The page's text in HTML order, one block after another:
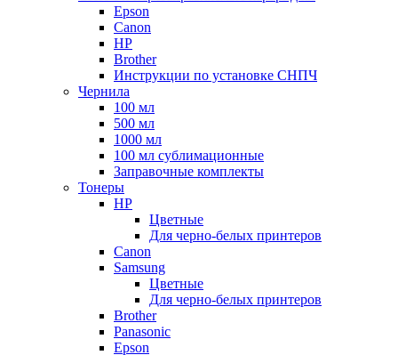
Epson
Canon
HP
Brother
Инструкции по установке СНПЧ
Чернила
100 мл
500 мл
1000 мл
100 мл сублимационные
Заправочные комплекты
Тонеры
HP
Цветные
Для черно-белых принтеров
Canon
Samsung
Цветные
Для черно-белых принтеров
Brother
Panasonic
Epson